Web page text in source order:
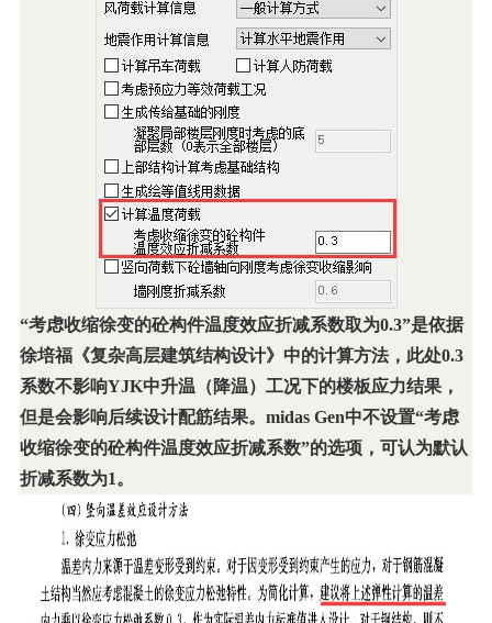
“考虑收缩徐变的砼构件温度效应折减系数取为0.3”是依据
徐培福《复杂高层建筑结构设计》中的计算方法，此处0.3
系数不影响YJK中升温（降温）工况下的楼板应力结果，
但是会影响后续设计配筋结果。midas Gen中不设置“考虑
收缩徐变的砼构件温度效应折减系数”的选项，可认为默认
折减系数为1。